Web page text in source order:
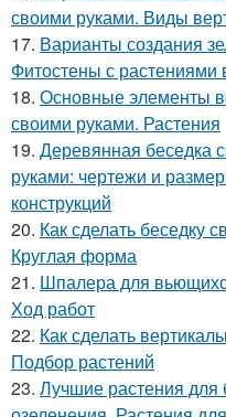
своими руками. Виды
17. Варианты создания
Фитостены с растениями
18. Основные элементы
своими руками. Растения
19. Деревянная беседка
руками: чертежи и
конструкций
20. Как сделать беседку
Круглая форма
21. Шпалера для
Ход работ
22. Как сделать
Подбор растений
23. Лучшие растения для